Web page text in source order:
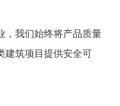
，我们始终将产品质量
建筑项目提供安全可